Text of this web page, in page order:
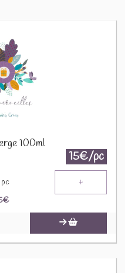
100ml
15€/pc
pc +
€